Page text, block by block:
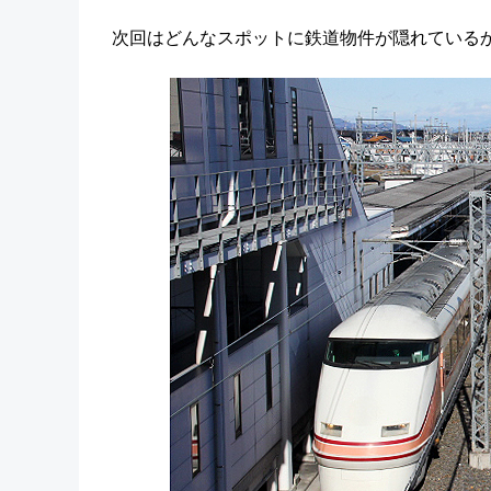
次回はどんなスポットに鉄道物件が隠れてい